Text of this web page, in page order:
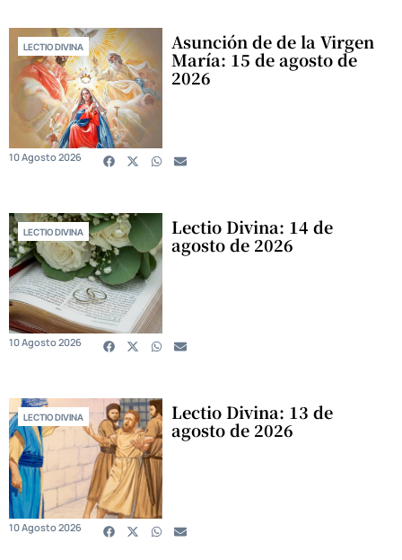
LECTIO DIVINA Asunción de de la Virgen
María: 15 de agosto de
2026
10 Agosto 2026
LECTIO DIVINA Lectio Divina: 14 de
agosto de 2026
10 Agosto 2026
LECTIO DIVINA Lectio Divina: 13 de
agosto de 2026
10 Agosto 2026